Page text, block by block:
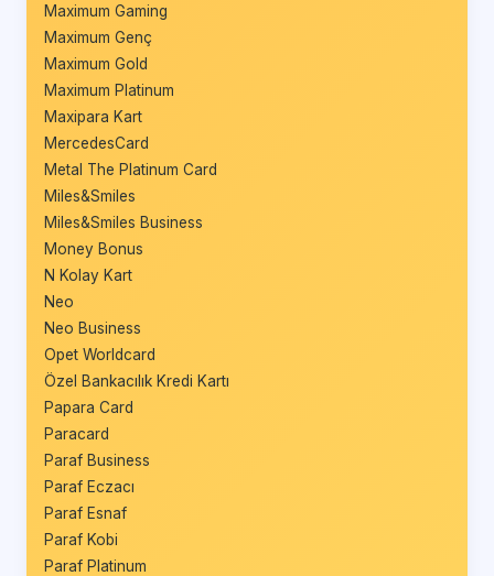
Maximum Gaming
Maximum Genç
Maximum Gold
Maximum Platinum
Maxipara Kart
MercedesCard
Metal The Platinum Card
Miles&Smiles
Miles&Smiles Business
Money Bonus
N Kolay Kart
Neo
Neo Business
Opet Worldcard
Özel Bankacılık Kredi Kartı
Papara Card
Paracard
Paraf Business
Paraf Eczacı
Paraf Esnaf
Paraf Kobi
Paraf Platinum